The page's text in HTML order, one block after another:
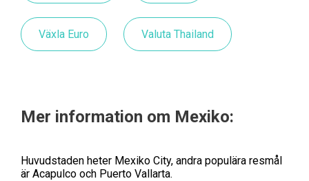
Växla Euro Valuta Thailand
Mer information om Mexiko:
Huvudstaden heter Mexiko City, andra populära resmål
är Acapulco och Puerto Vallarta.